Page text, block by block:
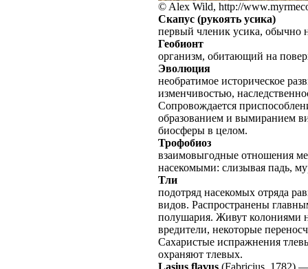
© Alex Wild, http://
Скапус (рукоять усика)
первый членик усика, обычно
Геобионт
организм, обитающий на
Эволюция
необратимое историческое
изменчивостью,
Сопровождается
образованием и вымиранием
биосферы в целом.
Трофобиоз
взаимовыгодные отношения
насекомыми: слизывая падь,
Тли
подотряд насекомых отряда
видов. Распространены
полушария. Живут колониями
вредители, некоторые
Сахаристые испражнения
охраняют тлевых.